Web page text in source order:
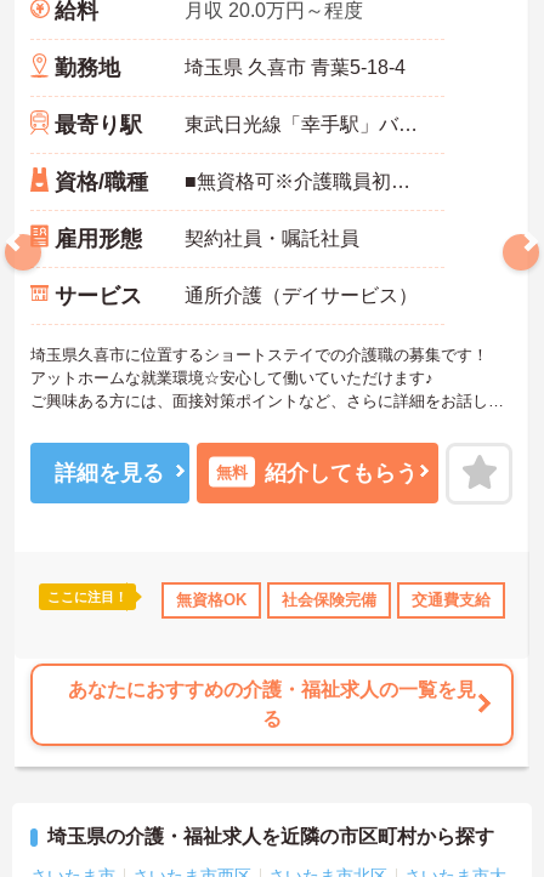
保険完備 交通費支給
給料 月収 20.0万円～程度
勤務地 埼玉県 久喜市 青葉5-18-4
最寄り駅 東武日光線「幸手駅」バス・車7分
資格/職種 ■無資格可※介護職員初任者研修（ヘルパー2級）以上、介護福祉士 いずれかあれば尚可■経験必須■普通自動車免許必須
雇用形態 契約社員・嘱託社員
サービス 通所介護（デイサービス）
埼玉県久喜市に位置するショートステイでの介護職の募集です！
アットホームな就業環境☆安心して働いていただけます♪
ご興味ある方には、面接対策ポイントなど、さらに詳細をお話しい
詳細を見る 無料 紹介してもらう
ここに注目！ 無資格OK 社会保険完備 交通費支給
あなたにおすすめの介護・福祉求人の一覧を見
る
埼玉県の介護・福祉求人を近隣の市区町村から探す